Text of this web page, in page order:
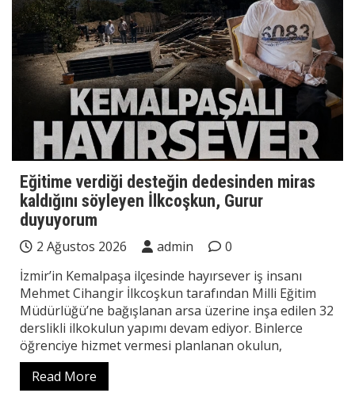
Eğitime verdiği desteğin dedesinden miras
kaldığını söyleyen İlkcoşkun, Gurur
duyuyorum
2 Ağustos 2026 admin
0
İzmir’in Kemalpaşa ilçesinde hayırsever iş insanı
Mehmet Cihangir İlkcoşkun tarafından Milli Eğitim
Müdürlüğü’ne bağışlanan arsa üzerine inşa edilen 32
derslikli ilkokulun yapımı devam ediyor. Binlerce
öğrenciye hizmet vermesi planlanan okulun,
Read More